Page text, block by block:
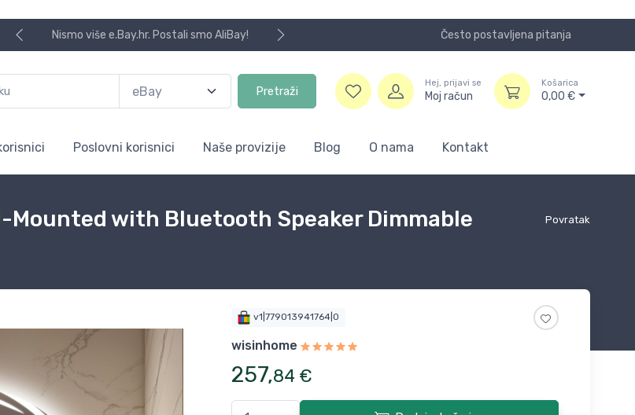
Koristite naša skladišta u UK, USA i DE. Često postavljena pitanja
Pretraži
Hej, prijavi se
Moj račun
Košarica
0,00 €
Poslovni korisnici Naše provizije Blog O nama Kontakt
Povratak
Mounted with Bluetooth Speaker Dimmable
v1|779013941764|0
wisinhome
257,84 €